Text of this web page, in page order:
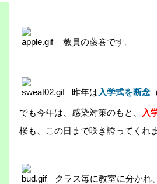
教員の藤巻です。
昨年は 入学式を断念
でも今年は、感染対策のもと、
入
桜も、この日まで咲き誇ってくれ
クラス毎に教室に分かれ